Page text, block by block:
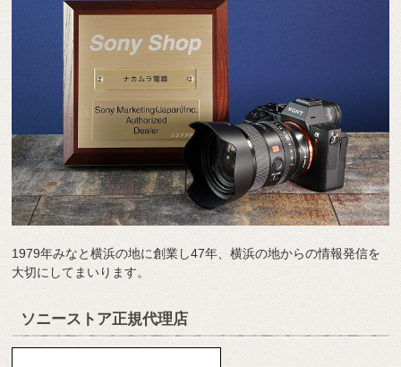
1979年みなと横浜の地に創業し47年、横浜の地からの情報発信を
大切にしてまいります。
ソニーストア正規代理店